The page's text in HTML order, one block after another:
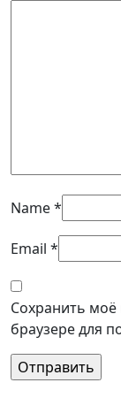
Name*
Email *
Сохранить моё
браузере для